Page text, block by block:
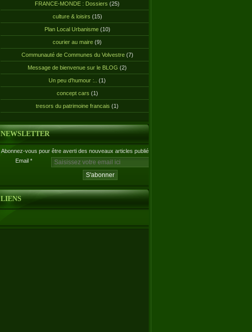
FRANCE-MONDE : Dossiers (25)
culture & loisirs (15)
Plan Local Urbanisme(10)
courier au maire (9)
Communauté de Communes du Volvestre(7)
Message de bienvenue sur le BLOG (2)
Un peu d'humour :.. (1)
concept cars (1)
tresors du patrimoine francais (1)
NEWSLETTER
Abonnez-vous pour être averti des nouveaux articles publiés.
Email
LIENS